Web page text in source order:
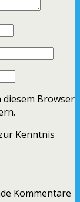
diesem Browser
Kenntnis
Kommentare